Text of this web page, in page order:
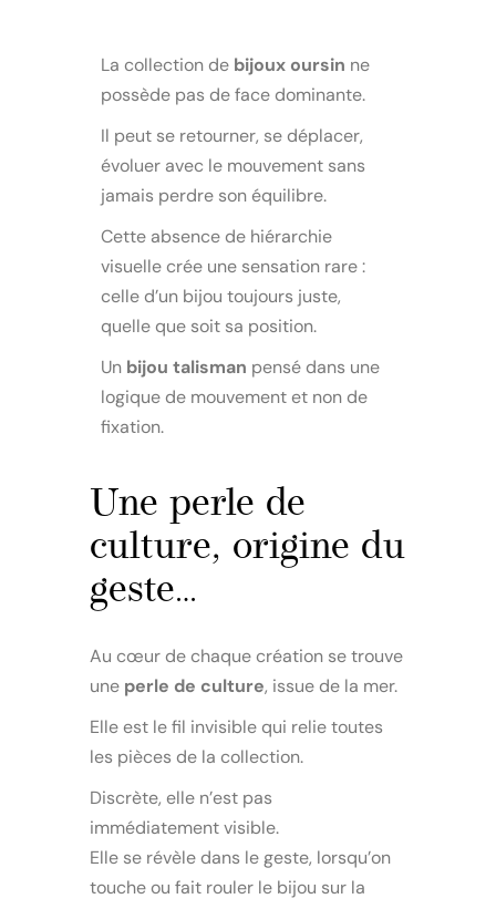
La collection de bijoux oursin ne
possède pas de face dominante.
Il peut se retourner, se déplacer,
évoluer avec le mouvement sans
jamais perdre son équilibre.
Cette absence de hiérarchie
visuelle crée une sensation rare :
celle d’un bijou toujours juste,
quelle que soit sa position.
Un bijou talisman pensé dans une
logique de mouvement et non de
fixation.
Une perle de
culture, origine du
geste…
Au cœur de chaque création se trouve
une perle de culture, issue de la mer.
Elle est le fil invisible qui relie toutes
les pièces de la collection.
Discrète, elle n’est pas
immédiatement visible.
Elle se révèle dans le geste, lorsqu’on
touche ou fait rouler le bijou sur la